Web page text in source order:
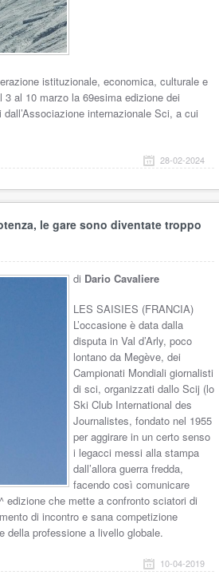
istituzionale, economica, culturale e
al 10 marzo la 69esima edizione dei
internazionale Sci, a cui
28-02-2024
le gare sono diventate troppo
di Dario Cavaliere
LES SAISIES (FRANCIA)
L’occasione è data dalla
disputa in Val d’Arly, poco
lontano da Megève, dei
Campionati Mondiali giornalisti
di sci, organizzati dallo Scij (lo
Ski Club International des
Journalistes, fondato nel 1955
per aggirare in un certo senso
i legacci messi alla stampa
dall’allora guerra fredda,
facendo così comunicare
edizione che mette a confronto sciatori di
di incontro e sana competizione
della professione a livello globale.
10-04-2019